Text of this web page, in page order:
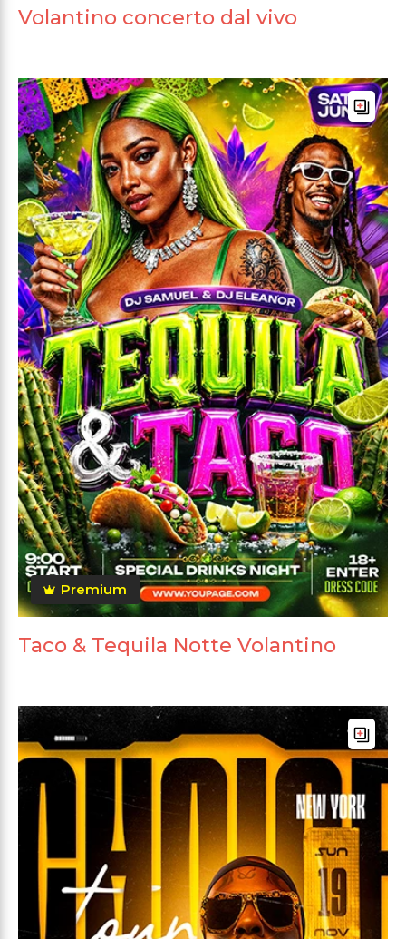
Volantino concerto dal vivo
Premium
Taco & Tequila Notte Volantino